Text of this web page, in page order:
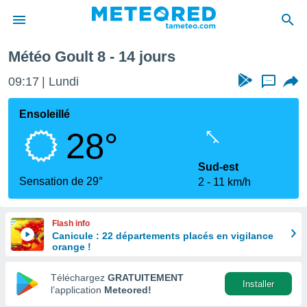
de
Météo Goult 8 - 14 jours
09:17 Lundi ...
Ensoleillé
28°
Sensation de 29°
Sud-est
2
11 km/h
Flash info
Canicule : 22 départements placés en vigilance
orange !
Téléchargez GRATUITEMENT
l’application Meteored!
Installer